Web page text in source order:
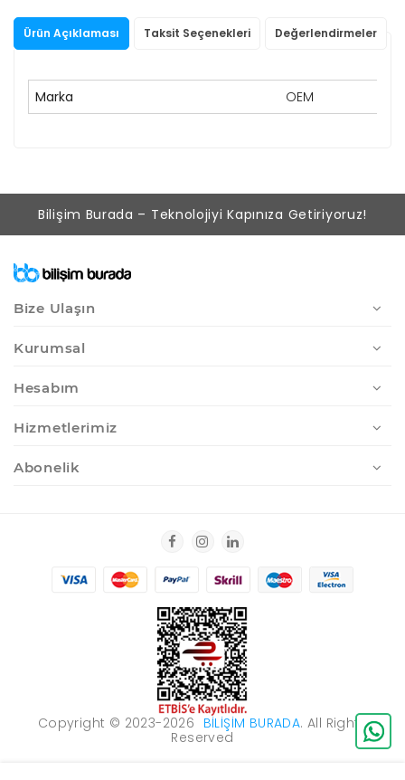
Ürün Açıklaması Taksit Seçenekleri Değerlendirmeler
Marka OEM
Bilişim Burada – Teknolojiyi Kapınıza Getiriyoruz!
Bize Ulaşın
Kurumsal
Hesabım
Hizmetlerimiz
Abonelik
Copyright © 2023-2026 BILIŞIM BURADA. All Rights
Reserved